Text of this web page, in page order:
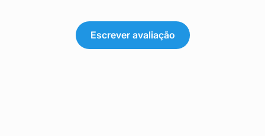
Escrever avaliação